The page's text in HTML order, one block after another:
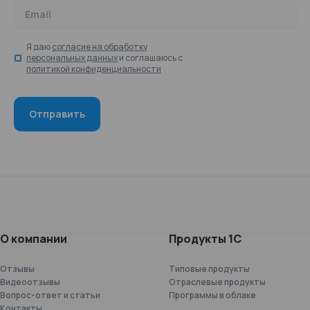
Email
Я даюсогласие на обработку
персональных данныхи соглашаюсь с
политикой конфиденциальности
О компании
Отзывы
Видеоотзывы
Вопрос-ответ и статьи
Продукты 1С
Типовые продукты
Отраслевые продукты
Программы в облаке